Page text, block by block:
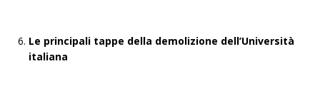
Le principali tappe della demolizione dell’Università
italiana